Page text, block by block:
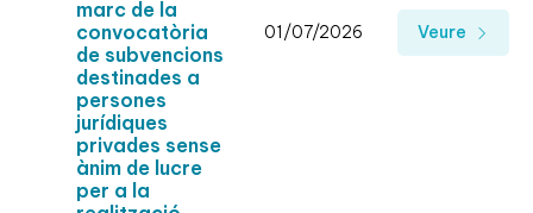
marc de la
convocatòria
de subvencions
destinades a
persones
jurídiques
privades sense
ànim de lucre
per a la
01/07/2026 Veure